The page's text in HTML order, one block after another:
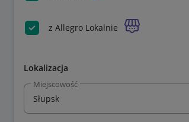
z Allegro Lokalnie
Lokalizacja
Miejscowość